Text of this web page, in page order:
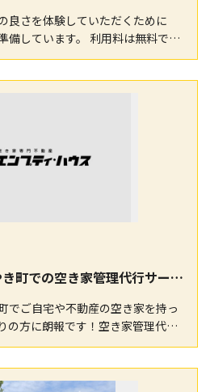
良さを体験していただくために
す。 利用料は無料で、
できるみたいです！県外か…
基山町・鳥栖市・みやき町での空き家管理代行サービスのご相談は
でご自宅や不動産の空き家を持っ
の方に朗報です！空き家管理代行
います。お客様のご要望に合…